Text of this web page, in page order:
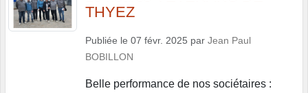
THYEZ
Publiée le 07 févr. 2025 par Jean Paul
BOBILLON
Belle performance de nos sociétaires :